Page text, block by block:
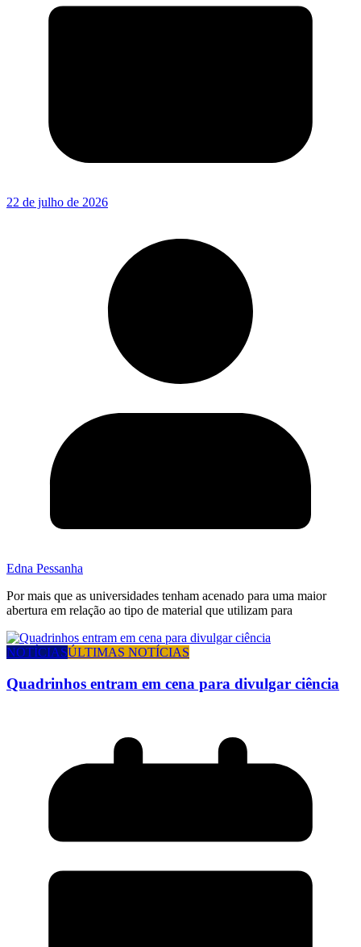
22 de julho de 2026
Edna Pessanha
Por mais que as universidades tenham acenado para uma maior
abertura em relação ao tipo de material que utilizam para
NOTÍCIASÚLTIMAS NOTÍCIAS
Quadrinhos entram em cena para divulgar ciência